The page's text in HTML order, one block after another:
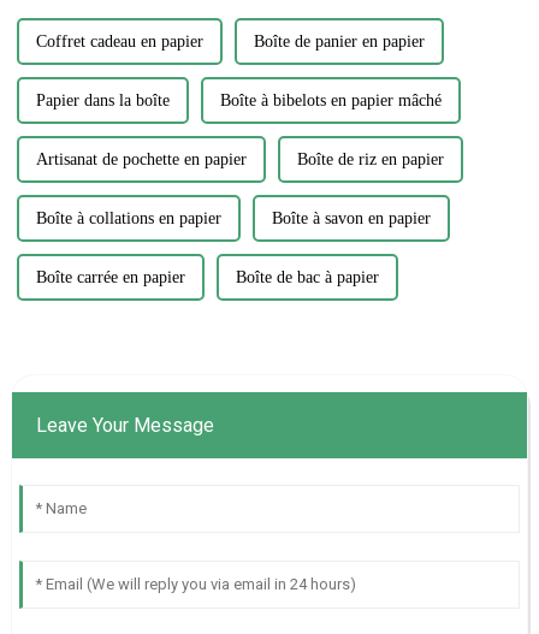
Coffret cadeau en papier Boîte de panier en papier
Papier dans la boîte Boîte à bibelots en papier mâché
Artisanat de pochette en papier Boîte de riz en papier
Boîte à collations en papier Boîte à savon en papier
Boîte carrée en papier Boîte de bac à papier
Leave Your Message